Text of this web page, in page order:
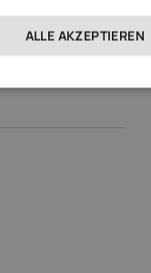
ALLE AKZEPTIEREN